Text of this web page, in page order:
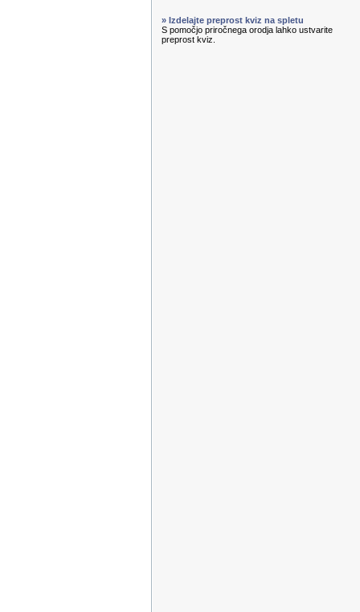
» Izdelajte preprost kviz na spletu
S pomočjo priročnega orodja lahko ustvarite
preprost kviz.